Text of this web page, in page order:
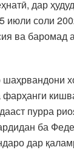
дар
соли
ва баромад
пурра
ба
дар